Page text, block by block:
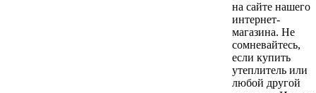
на сайте нашего
интернет-
магазина. Не
сомневайтесь,
если купить
утеплитель или
любой другой